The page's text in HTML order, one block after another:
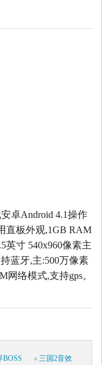
卓Android 4.1操作
直板外观,1GB RAM
英寸 540x960像素主
蓝牙,主:500万像素
网络模式,支持gps。
BOSS
三国2音效